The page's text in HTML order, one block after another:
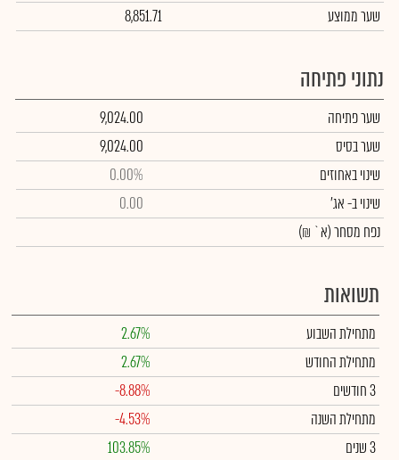
שער ממוצע
8,851.71
נתוני פתיחה
שער פתיחה
9,024.00
שער בסיס
9,024.00
שינוי באחוזים
0.00%
שינויב- אג'
0.00
נפח מסחר(א` ₪)
תשואות
מתחילת השבוע
2.67%
מתחילת החודש
2.67%
3 חודשים
-8.88%
מתחילת השנה
-4.53%
3 שנים
103.85%